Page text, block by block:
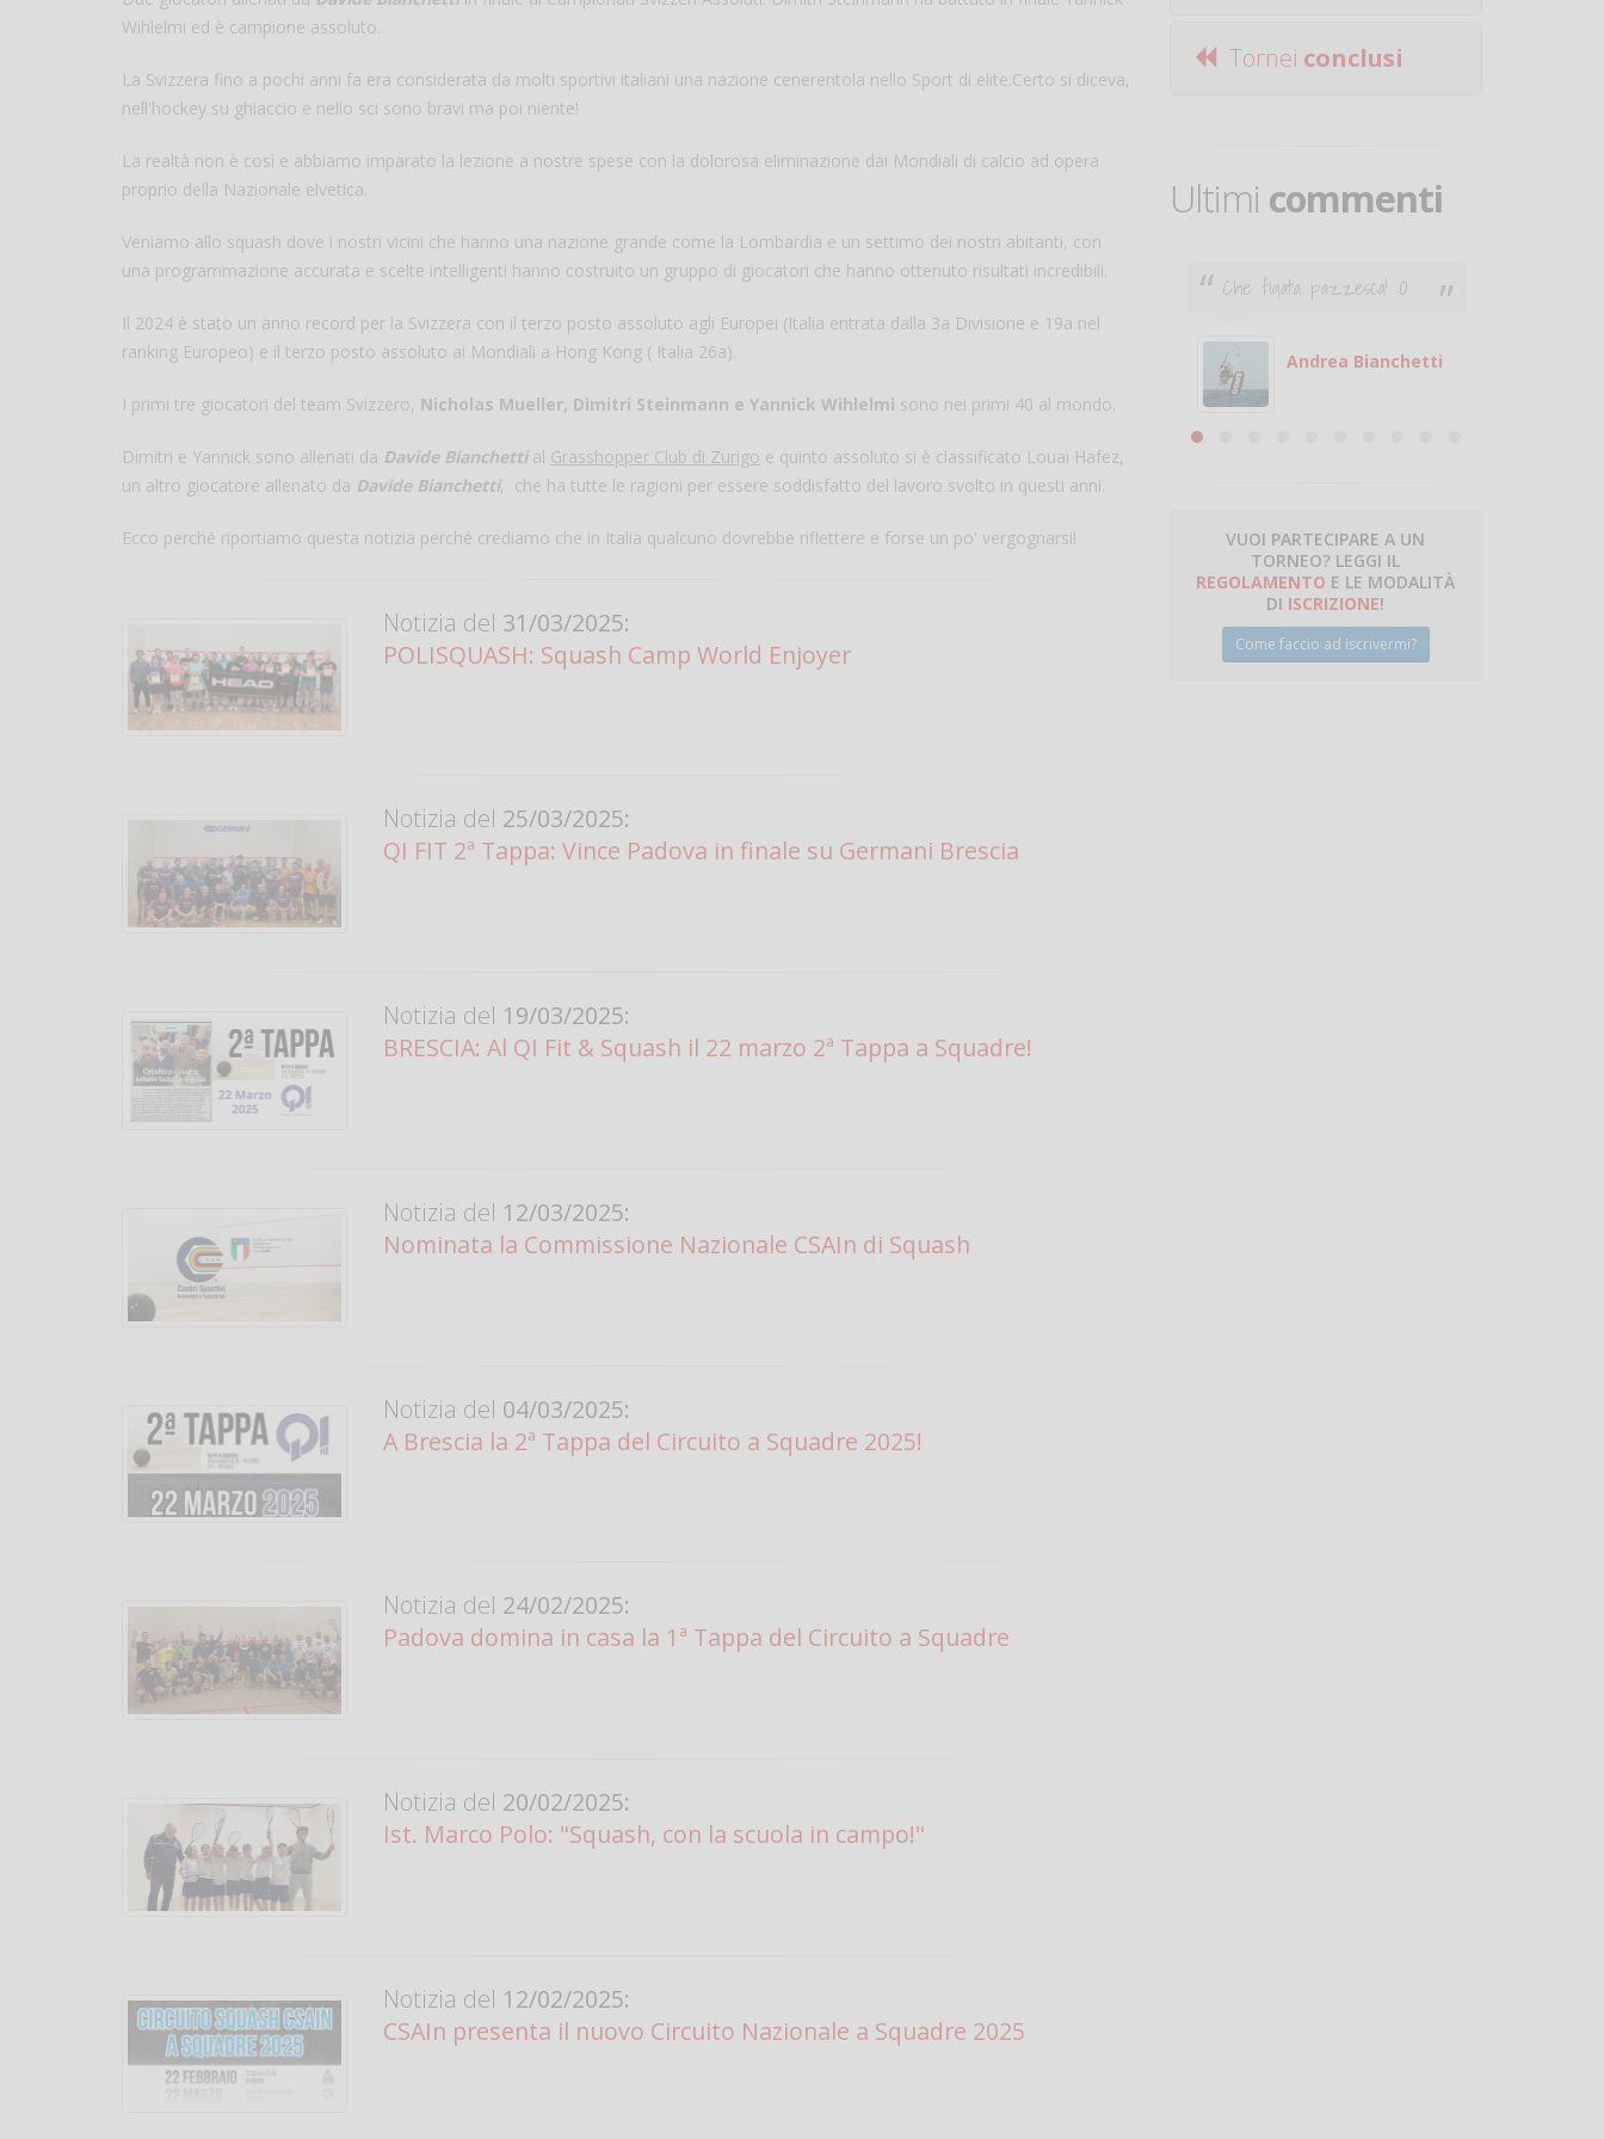
Wihlelmi ed è campione assoluto.
La Svizzera fino a pochi anni fa era considerata da molti sportivi italiani una nazione cenerentola nello Sport di elite.Certo si diceva,
nell'hockey su ghiaccio e nello sci sono bravi ma poi niente!
La realtà non è così e abbiamo imparato la lezione a nostre spese con la dolorosa eliminazione dai Mondiali di calcio ad opera
proprio della Nazionale elvetica.
Veniamo allo squash dove i nostri vicini che hanno una nazione grande come la Lombardia e un settimo dei nostri abitanti, con
una programmazione accurata e scelte intelligenti hanno costruito un gruppo di giocatori che hanno ottenuto risultati incredibili.
Il 2024 è stato un anno record per la Svizzera con il terzo posto assoluto agli Europei (Italia entrata dalla 3a Divisione e 19a nel
ranking Europeo) e il terzo posto assoluto ai Mondiali a Hong Kong ( Italia 26a).
I primi tre giocatori del team Svizzero, Nicholas Mueller, Dimitri Steinmann e Yannick Wihlelmi sono nei primi 40 al mondo.
Dimitri e Yannick sono allenati da Davide Bianchettial Grasshopper Club di Zurigo e quinto assoluto si è classificato Louai Hafez,
un altro giocatore allenato da Davide Bianchetti, che ha tutte le ragioni per essere soddisfatto del lavoro svolto in questi anni.
Ecco perché riportiamo questa notizia perché crediamo che in Italia qualcuno dovrebbe riflettere e forse un po' vergognarsi!
Notizia del 31/03/2025:
POLISQUASH: Squash Camp World Enjoyer
Notizia del 25/03/2025:
QI FIT 2ª Tappa: Vince Padova in finale su Germani Brescia
Notizia del 19/03/2025:
BRESCIA: Al QI Fit & Squash il 22 marzo 2ª Tappa a Squadre!
Notizia del 12/03/2025:
Nominata la Commissione Nazionale CSAIn di Squash
Notizia del 04/03/2025:
A Brescia la 2ª Tappa del Circuito a Squadre 2025!
Notizia del 24/02/2025:
Padova domina in casa la 1ª Tappa del Circuito a Squadre
Notizia del 20/02/2025:
Ist. Marco Polo: "Squash, con la scuola in campo!"
Notizia del 12/02/2025:
CSAIn presenta il nuovo Circuito Nazionale a Squadre 2025
Tornei conclusi
Ultimi commenti
Salve,
come fare per prenotare
Devo chiamare il numero
online?
Grazie
Che figata pazzesca! :O
Andrea Bianchetti
VUOI PARTECIPARE A UN
TORNEO? LEGGI IL
REGOLAMENTO E LE MODALITÀ
DI ISCRIZIONE!
Come faccio ad iscrivermi?